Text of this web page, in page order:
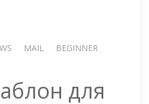
MAIL
BEGINNER
для